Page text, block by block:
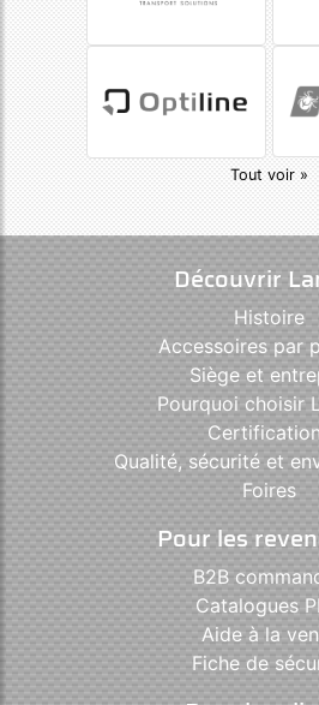
Tout voir »
Découvrir
Histoire
Accessoires par
Siège et
Pourquoi choisir
Qualité, sécurité et
Foires
Pour les
B2B
Catalogues
Aide à la
Fiche de